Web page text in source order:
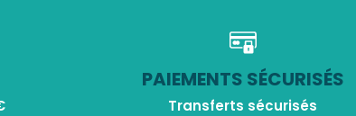
PAIEMENTS SÉCURISÉS
Transferts sécurisés